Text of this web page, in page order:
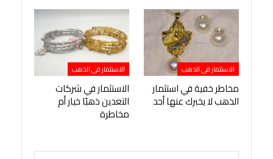
الاستثمار فى الذهب
مخاطر خفية في استثمار
الذهب لا يخبرك عنها أحد
الاستثمار فى الذهب
الاستثمار في شركات
التعدين ذهبًا خيار أم
مخاطرة